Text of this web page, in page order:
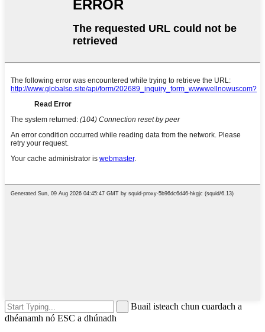
Buail isteach chun cuardach a
dhéanamh nó ESC a dhúnadh